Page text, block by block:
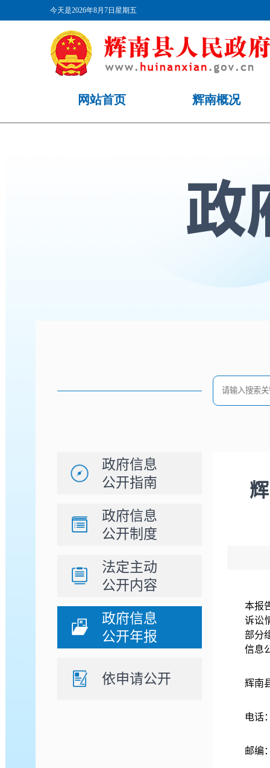
政府信息
公开指南
政府信息
公开制度
法定主动
公开内容
政府信息
公开年报
依申请公开
本报
诉讼
部分
信息
辉南
电话
邮编